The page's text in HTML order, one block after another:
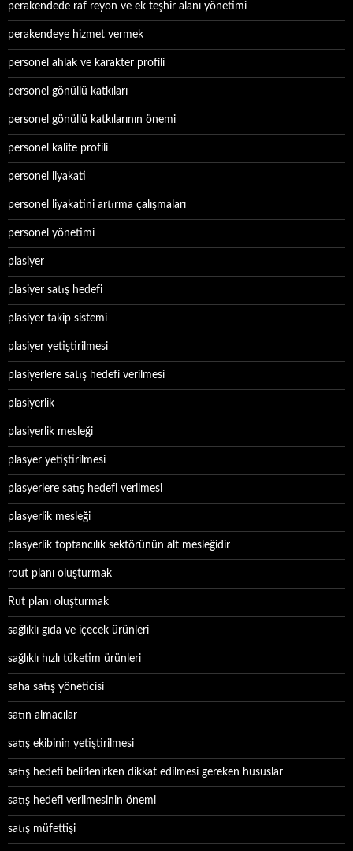
perakendede raf reyon ve ek teşhir alanı yönetimi
perakendeye hizmet vermek
personel ahlak ve karakter profili
personel gönüllü katkıları
personel gönüllü katkılarının önemi
personel kalite profili
personel liyakati
personel liyakatini artırma çalışmaları
personel yönetimi
plasiyer
plasiyer satış hedefi
plasiyer takip sistemi
plasiyer yetiştirilmesi
plasiyerlere satış hedefi verilmesi
plasiyerlik
plasiyerlik mesleği
plasyer yetiştirilmesi
plasyerlere satış hedefi verilmesi
plasyerlik mesleği
plasyerlik toptancılık sektörünün alt mesleğidir
rout planı oluşturmak
Rut planı oluşturmak
sağlıklı gıda ve içecek ürünleri
sağlıklı hızlı tüketim ürünleri
saha satış yöneticisi
satın almacılar
satış ekibinin yetiştirilmesi
satış hedefi belirlenirken dikkat edilmesi gereken hususlar
satış hedefi verilmesinin önemi
satış müfettişi